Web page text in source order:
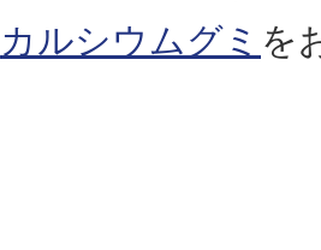
カルシウムグミ を